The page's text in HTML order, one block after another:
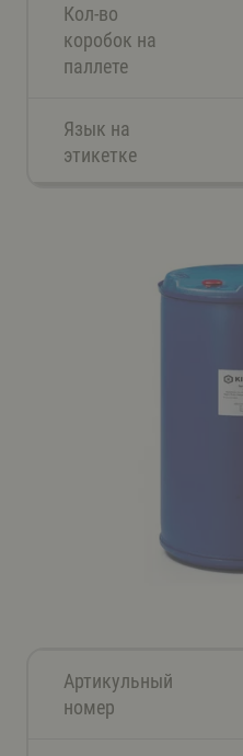
Кол-во
коробок на
паллете
Язык на
этикетке
Артикульный
номер